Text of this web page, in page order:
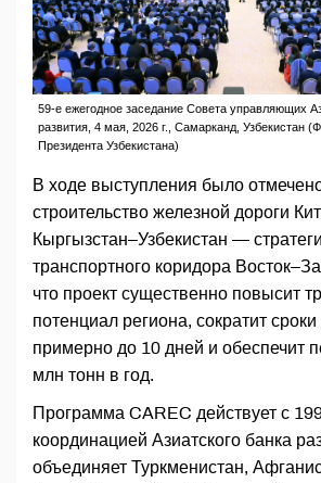
59-е ежегодное заседание Совета управляющих
развития, 4 мая, 2026 г., Самарканд, Узбекистан
Президента Узбекистана)
В ходе выступления было
строительство железной дороги
Кыргызстан–Узбекистан —
транспортного коридора
что проект существенно повысит
потенциал региона, сократит сроки
примерно до 10 дней и обеспечит
млн тонн в год.
Программа CAREC действует с
координацией Азиатского банка
объединяет Туркменистан,